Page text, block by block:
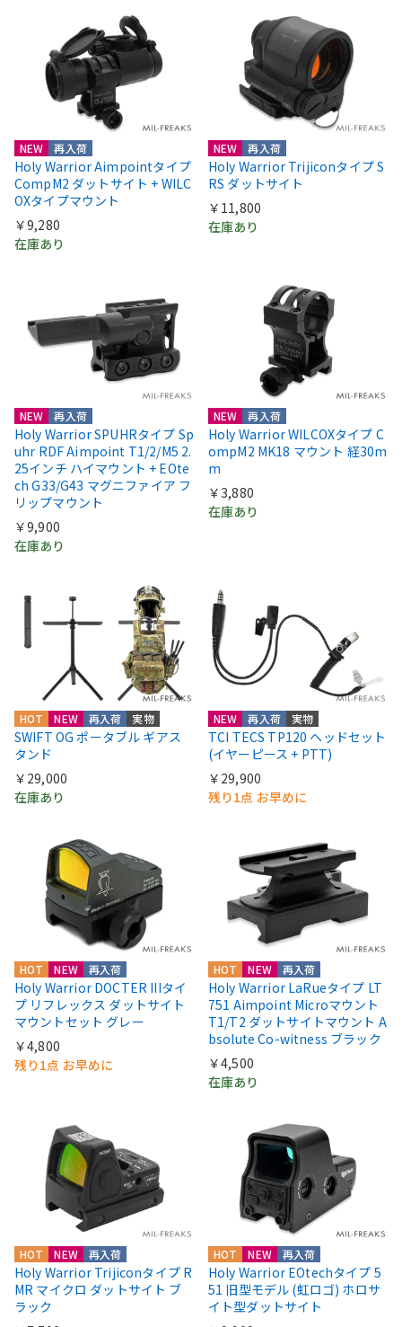
NEW 再入荷
Holy Warrior Aimpointタイプ
CompM2 ダットサイト + WILC
OXタイプマウント
￥9,280
在庫あり
NEW 再入荷
Holy Warrior Trijiconタイプ S
RS ダットサイト
￥11,800
在庫あり
NEW 再入荷
Holy Warrior SPUHRタイプ Sp
uhr RDF Aimpoint T1/2/M5 2.
25インチ ハイマウント + EOte
ch G33/G43 マグニファイア フ
リップマウント
￥9,900
在庫あり
NEW 再入荷
Holy Warrior WILCOXタイプ C
ompM2 MK18 マウント 経30m
m
￥3,880
在庫あり
HOT NEW 再入荷 実物
SWIFT OG ポータブル ギアス
タンド
￥29,000
在庫あり
NEW 再入荷 実物
TCI TECS TP120 ヘッドセット
(イヤーピース + PTT)
￥29,900
残り1点 お早めに
HOT NEW 再入荷
Holy Warrior DOCTER IIIタイ
プ リフレックス ダットサイト
マウントセット グレー
￥4,800
残り1点 お早めに
HOT NEW 再入荷
Holy Warrior LaRueタイプ LT
751 Aimpoint Microマウント
T1/T2 ダットサイトマウント A
bsolute Co-witness ブラック
￥4,500
在庫あり
HOT NEW 再入荷
Holy Warrior Trijiconタイプ R
MR マイクロ ダットサイト ブ
ラック
HOT NEW 再入荷
Holy Warrior EOtechタイプ 5
51 旧型モデル (虹ロゴ) ホロサ
イト型ダットサイト